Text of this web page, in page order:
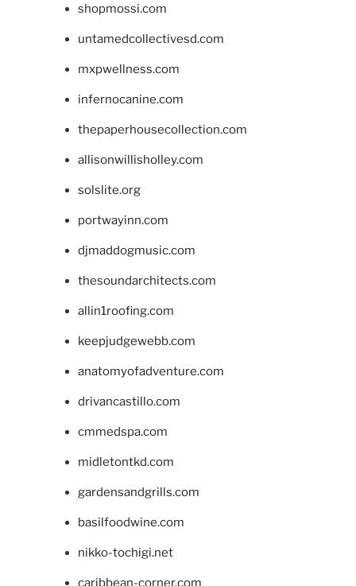
shopmossi.com
untamedcollectivesd.com
mxpwellness.com
infernocanine.com
thepaperhousecollection.com
allisonwillisholley.com
solslite.org
portwayinn.com
djmaddogmusic.com
thesoundarchitects.com
allin1roofing.com
keepjudgewebb.com
anatomyofadventure.com
drivancastillo.com
cmmedspa.com
midletontkd.com
gardensandgrills.com
basilfoodwine.com
nikko-tochigi.net
caribbean-corner.com